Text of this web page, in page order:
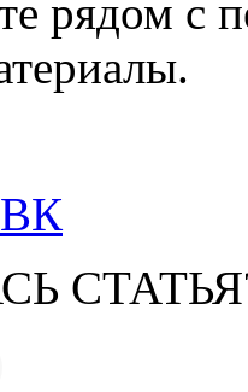
рядом с
ВК